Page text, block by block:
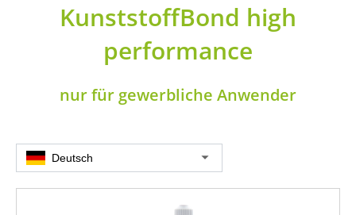
KunststoffBond high
performance
nur für gewerbliche Anwender
Deutsch